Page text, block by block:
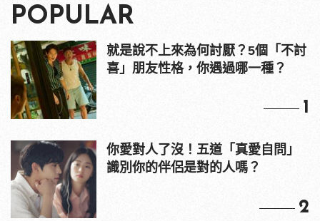
POPULAR
就是說不上來為何討厭？5個「不討
喜」朋友性格，你遇過哪一種？
1
你愛對人了沒！五道「真愛自問」
識別你的伴侶是對的人嗎？
2